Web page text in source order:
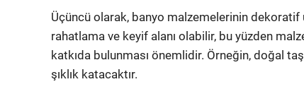
Üçüncü olarak, banyo malzemelerinin dekoratif
rahatlama ve keyif alanı olabilir, bu yüzden
katkıda bulunması önemlidir. Örneğin, doğal
şıklık katacaktır.